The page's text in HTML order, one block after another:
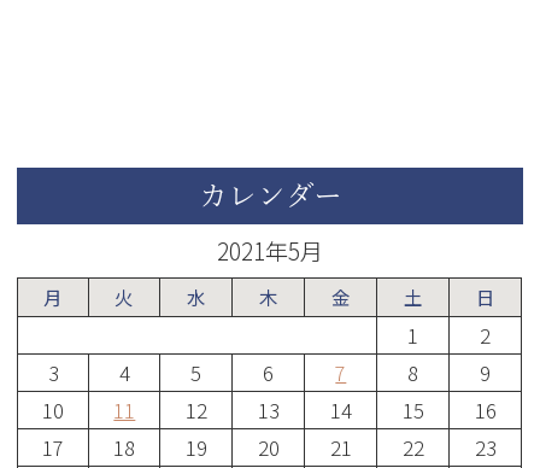
カレンダー
2021年5月
月 火 水 木 金 土 日
1
2
3
4 5 6 7 8
9
10
11 12 13 14 15
16
17
18 19 20 21 22
23